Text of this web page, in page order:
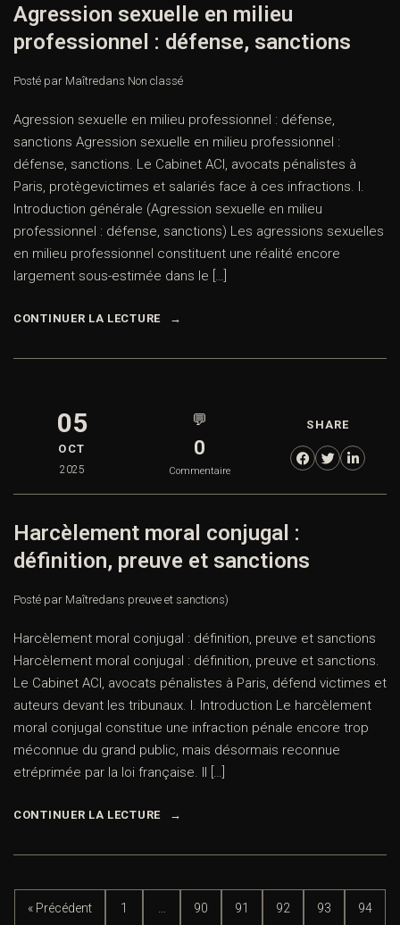
Agression sexuelle en milieu
professionnel : défense, sanctions
Posté par Maîtredans Non classé
Agression sexuelle en milieu professionnel : défense,
sanctions Agression sexuelle en milieu professionnel :
défense, sanctions. Le Cabinet ACI, avocats pénalistes à
Paris, protègevictimes et salariés face à ces infractions. I.
Introduction générale (Agression sexuelle en milieu
professionnel : défense, sanctions) Les agressions sexuelles
en milieu professionnel constituent une réalité encore
largement sous-estimée dans le […]
CONTINUER LA LECTURE
05
OCT
2025
💬
0
Commentaire
SHARE
Harcèlement moral conjugal :
définition, preuve et sanctions
Posté par Maîtredans preuve et sanctions)
Harcèlement moral conjugal : définition, preuve et sanctions
Harcèlement moral conjugal : définition, preuve et sanctions.
Le Cabinet ACI, avocats pénalistes à Paris, défend victimes et
auteurs devant les tribunaux. I. Introduction Le harcèlement
moral conjugal constitue une infraction pénale encore trop
méconnue du grand public, mais désormais reconnue
etréprimée par la loi française. Il […]
CONTINUER LA LECTURE
« Précédent 1 90 91 92 93 94